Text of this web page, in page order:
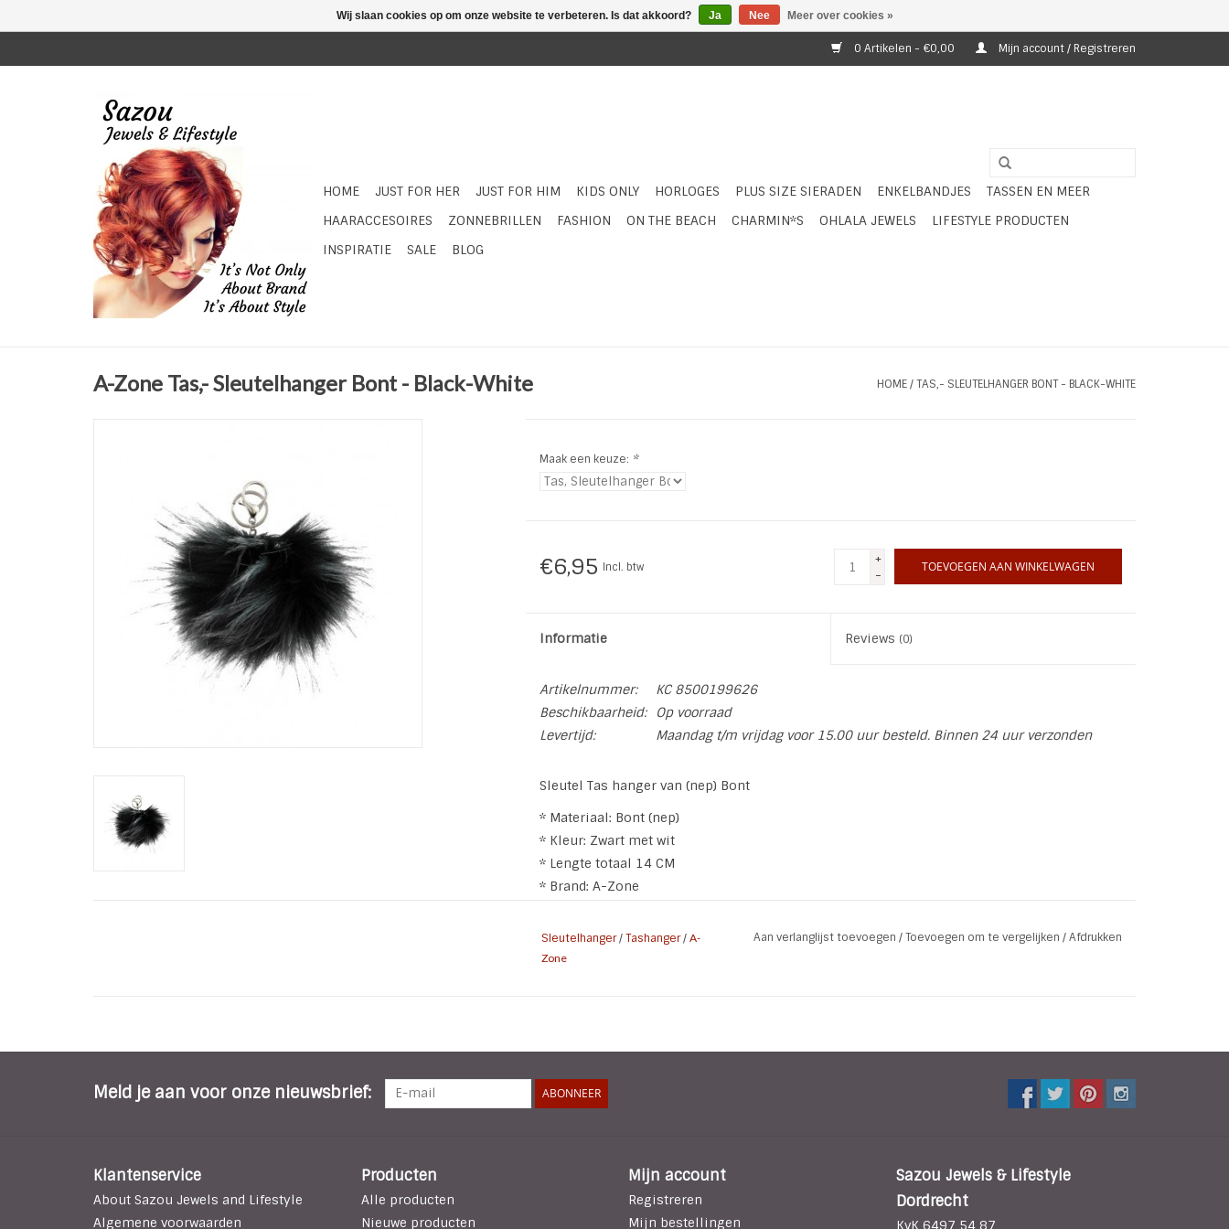
0 Artikelen - €0,00 Mijn account / Registreren
HOME JUST FOR HER JUST FOR HIM KIDS ONLY HORLOGES PLUS SIZE SIERADEN ENKELBANDJES
TASSEN EN MEER
HAARACCESOIRES
ZONNEBRILLEN FASHION ON THE BEACH CHARMIN*S OHLALA JEWELS
LIFESTYLE PRODUCTEN
INSPIRATIE
SALE BLOG
A-Zone Tas,- Sleutelhanger Bont - Black-White HOME/TAS,- SLEUTELHANGER BONT - BLACK-WHITE
Maak een keuze: *
€6,95 Incl. btw
+
-
TOEVOEGEN AAN WINKELWAGEN
Informatie Reviews (0)
Artikelnummer:
KC 8500199626
Beschikbaarheid:
Op voorraad
Levertijd:
Maandag t/m vrijdag voor 15.00 uur besteld. Binnen 24 uur verzonden
Sleutel Tas hanger van (nep) Bont
* Materiaal: Bont (nep)
* Kleur: Zwart met wit
* Lengte totaal 14 CM
* Brand: A-Zone
Sleutelhanger/Tashanger/ A-
Zone
Aan verlanglijst toevoegen /Toevoegen om te vergelijken /Afdrukken
Meld je aan voor onze nieuwsbrief: ABONNEER
Klantenservice
About Sazou Jewels and Lifestyle
Algemene voorwaarden
Producten
Alle producten
Nieuwe producten
Mijn account
Registreren
Mijn bestellingen
Sazou Jewels & Lifestyle
Dordrecht
KvK 6497 54 87
Wij slaan cookies op om onze website te verbeteren. Is dat akkoord? Ja Nee Meer over cookies »